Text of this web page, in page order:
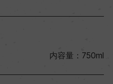
内容量：750ml